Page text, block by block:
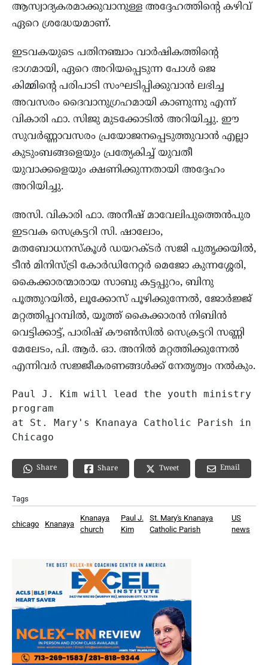
ആസ്വാദ്യകരമാക്കുവാനുള്ള അദ്ദേഹത്തിന്റെ കഴിവ്
ഏറെ ശ്രദ്ധേയമാണ്.
ഇടവകയുടെ പതിനഞ്ചാം വാർഷികത്തിന്റെ
ഭാഗമായി, ഏറെ അറിയപ്പെടുന്ന പോൾ ജെ
കിമ്മിന്റെ പരിപാടി സംഘടിപ്പിക്കുവാൻ ലഭിച്ച
അവസരം ദൈവാനുഗ്രഹമായി കാണുന്നു എന്ന്
വികാരി ഫാ. സിജു മുടക്കോടിൽ അറിയിച്ചു. ഈ
സുവർണ്ണാവസരം പ്രയോജനപ്പെടുത്തുവാൻ എല്ലാ
കുടുംബങ്ങളെയും പ്രത്യേകിച്ച് യുവതീ
യുവാക്കളെയും ക്ഷണിക്കുന്നതായി അദ്ദേഹം
അറിയിച്ചു.
അസി. വികാരി ഫാ. അനീഷ് മാവേലിപുത്തെൻപുര
ഇടവക സെക്രട്ടറി സി. ഷാലോം,
മതബോധനസ്‌കൂൾ ഡയറക്ടർ സജി പുതൃക്കയിൽ,
ടീൻ മിനിസ്ട്രി കോർഡിനേറ്റർ മെജോ കുന്നശ്ശേരി,
കൈക്കാരന്മാരായ സാബു കട്ടപ്പുറം, ബിനു
പൂത്തുറയിൽ, ലൂക്കോസ് പൂഴിക്കുന്നേൽ, ജോർജ്ജ്
മറ്റത്തിപ്പറമ്പിൽ, യൂത്ത് കൈക്കാരൻ നിബിൻ
വെട്ടിക്കാട്ട്, പാരിഷ് കൗൺസിൽ സെക്രട്ടറി സണ്ണി
മേലേടം, പി. ആർ. ഓ. അനിൽ മറ്റത്തിക്കുന്നേൽ
എന്നിവർ സജ്ജീകരണങ്ങൾക്ക് നേതൃത്വം നൽകും.
Paul J. Kim will lead the youth ministry
program
at St. Mary's Knanaya Catholic Parish in
Chicago
Share Share Tweet Email
Tags
chicago Knanaya
Knanaya
church
Paul J.
Kim
St. Mary's Knanaya
Catholic Parish
US
news